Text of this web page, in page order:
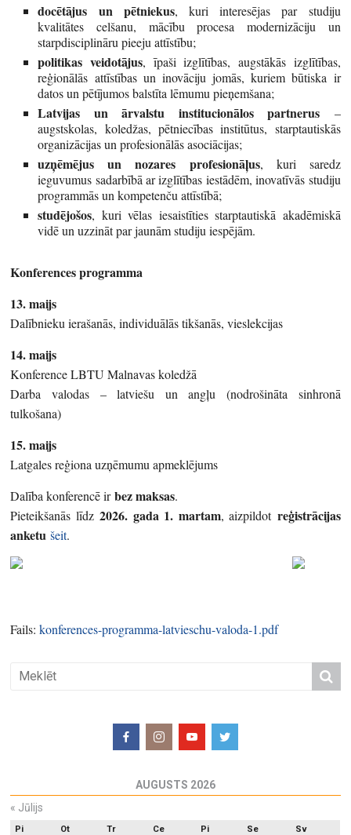
docētājus un pētniekus, kuri interesējas par studiju
kvalitātes celšanu, mācību procesa modernizāciju un
starpdisciplināru pieeju attīstību;
politikas veidotājus, īpaši izglītības, augstākās izglītības,
reģionālās attīstības un inovāciju jomās, kuriem būtiska ir
datos un pētījumos balstīta lēmumu pieņemšana;
Latvijas un ārvalstu institucionālos partnerus –
augstskolas, koledžas, pētniecības institūtus, starptautiskās
organizācijas un profesionālās asociācijas;
uzņēmējus un nozares profesionāļus, kuri saredz
ieguvumus sadarbībā ar izglītības iestādēm, inovatīvās studiju
programmās un kompetenču attīstībā;
studējošos, kuri vēlas iesaistīties starptautiskā akadēmiskā
vidē un uzzināt par jaunām studiju iespējām.
Konferences programma
13. maijs
Dalībnieku ierašanās, individuālās tikšanās, vieslekcijas
14. maijs
Konference LBTU Malnavas koledžā
Darba valodas – latviešu un angļu (nodrošināta sinhronā
tulkošana)
15. maijs
Latgales reģiona uzņēmumu apmeklējums
Dalība konferencē irbez maksas.
Pieteikšanās līdz2026. gada 1. martam, aizpildot reģistrācijas
anketušeit.
Fails:konferences-programma-latvieschu-valoda-1.pdf
AUGUSTS 2026
« Jūlijs
Pi Ot Tr Ce Pi Se Sv